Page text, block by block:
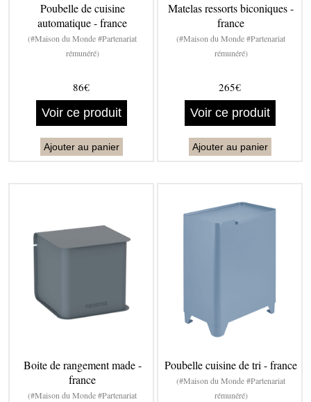
Poubelle de cuisine
automatique - france
(#Maison du Monde #Partenariat
rémunéré)
86€
Voir ce produit
Ajouter au panier
Matelas ressorts biconiques -
france
(#Maison du Monde #Partenariat
rémunéré)
265€
Voir ce produit
Ajouter au panier
Boite de rangement made -
france
(#Maison du Monde #Partenariat
Poubelle cuisine de tri - france
(#Maison du Monde #Partenariat
rémunéré)